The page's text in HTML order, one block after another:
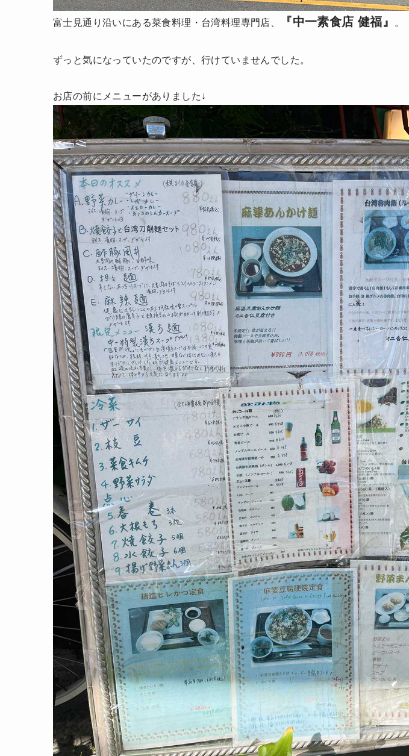
富士見通り沿いにある菜食料理・台湾料理専門店、 『中一素食店 健福』 。
ずっと気になっていたのですが、行けていませんでした。
お店の前にメニューがありました↓